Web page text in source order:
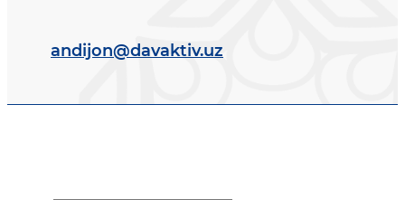
andijon@davaktiv.uz